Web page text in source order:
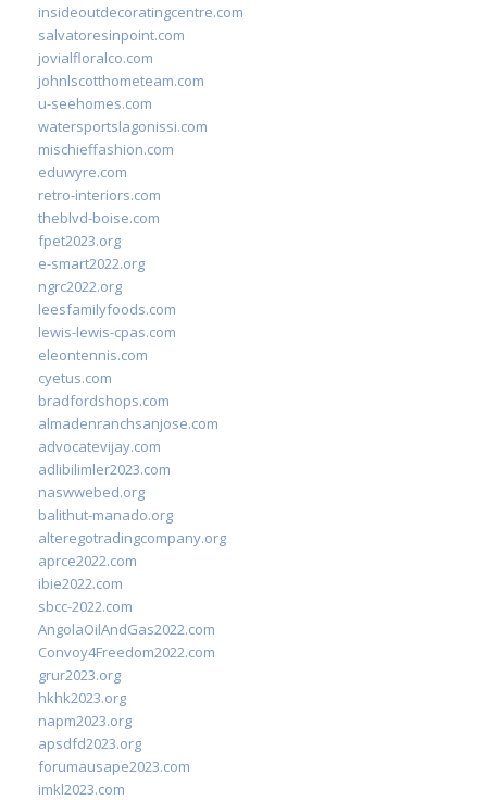
insideoutdecoratingcentre.com
salvatoresinpoint.com
jovialfloralco.com
johnlscotthometeam.com
u-seehomes.com
watersportslagonissi.com
mischieffashion.com
eduwyre.com
retro-interiors.com
theblvd-boise.com
fpet2023.org
e-smart2022.org
ngrc2022.org
leesfamilyfoods.com
lewis-lewis-cpas.com
eleontennis.com
cyetus.com
bradfordshops.com
almadenranchsanjose.com
advocatevijay.com
adlibilimler2023.com
naswwebed.org
balithut-manado.org
alteregotradingcompany.org
aprce2022.com
ibie2022.com
sbcc-2022.com
AngolaOilAndGas2022.com
Convoy4Freedom2022.com
grur2023.org
hkhk2023.org
napm2023.org
apsdfd2023.org
forumausape2023.com
imkl2023.com